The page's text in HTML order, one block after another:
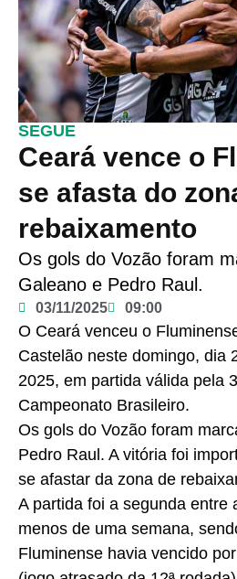
SEGUE
Ceará vence o
se afasta do
rebaixamento
Os gols do Vozão foram
Galeano e Pedro Raul.
03/11/2025 09:00
O Ceará venceu o
Castelão neste domingo, dia
2025, em partida válida pela
Campeonato Brasileiro.
Os gols do Vozão foram
Pedro Raul. A vitória foi
se afastar da zona de
A partida foi a segunda entre
menos de uma semana,
Fluminense havia vencido